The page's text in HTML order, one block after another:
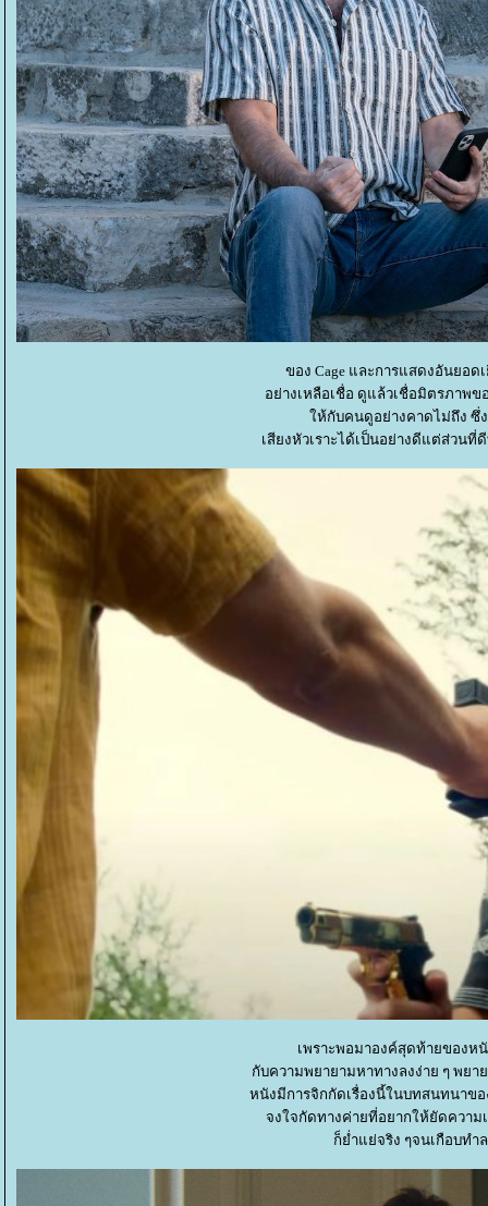
ของ Cage และการแสดงอันยอด
อย่างเหลือเชื่อ ดูแล้วเชื่อมิตรภาพ
ห้กับคนดูอย่างคาดไม่ถึง ซึ่ง
เสียงหัวเราะได้เป็นอย่างดีแต่ส่วน
เพราะพอมาองค์สุดท้ายของ
กับความพยายามหาทางลงง่าย ๆ พย
หนังมีการจิกกัดเรื่องนี้ในบทสนทนาขอ
จงใจกัดทางค่ายที่อยากให้ยัดควา
ก็ย่ำแย่จริง ๆจนเกือบทำ